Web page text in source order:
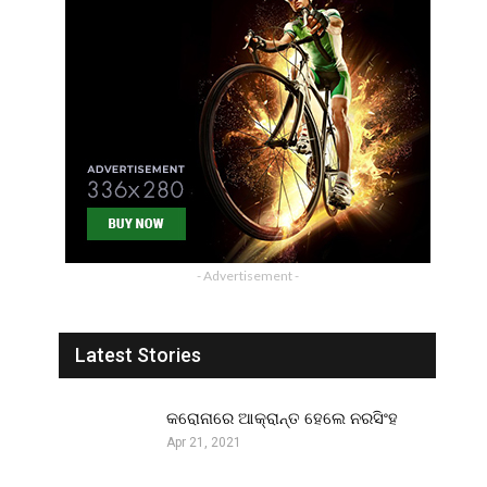
- Advertisement -
Latest Stories
କରୋନାରେ ଆକ୍ରାନ୍ତ ହେଲେ ନରସିଂହ
Apr 21, 2021